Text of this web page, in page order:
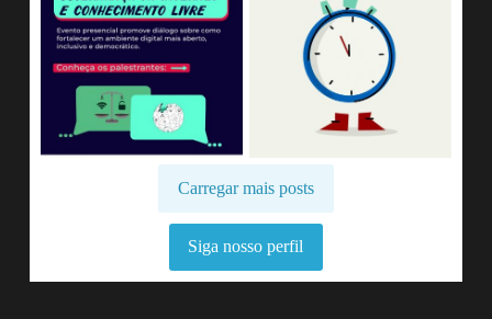
Carregar mais posts
Siga nosso perfil